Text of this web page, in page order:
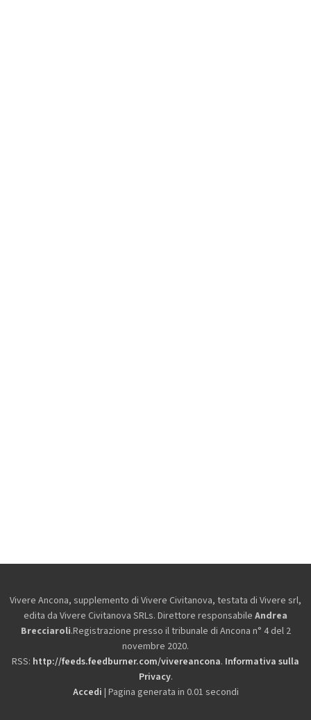
Vivere Ancona, supplemento di Vivere Civitanova, testata di Vivere srl,
edita da Vivere Civitanova SRLs. Direttore responsabile Andrea
Brecciaroli.Registrazione presso il tribunale di Ancona n° 4 del 2
novembre 2020.
RSS: http://feeds.feedburner.com/vivereancona. Informativa sulla
Privacy.
Accedi | Pagina generata in 0.01 secondi